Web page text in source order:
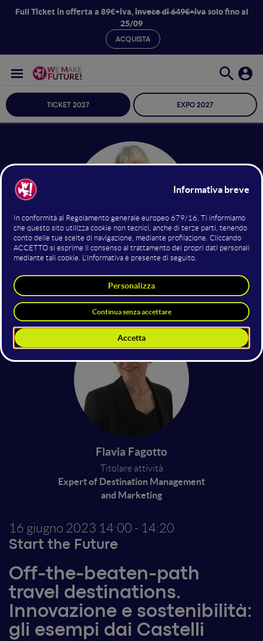
Full Ticket in offerta a 89€+iva,invece di 649€+ivasolo fino al
25/09
ACQUISTA
TICKET 2027 EXPO 2027
Destination & Digital Tourism
Strategist
A|G Innovazione Italia
Flavia Fagotto
Titolare attività
Expert of Destination Management
and Marketing
16 giugno 2023 14:00 - 14:20
Start the Future
Off-the-beaten-path
travel destinations.
Innovazione e sostenibilità:
gli esempi dai Castelli